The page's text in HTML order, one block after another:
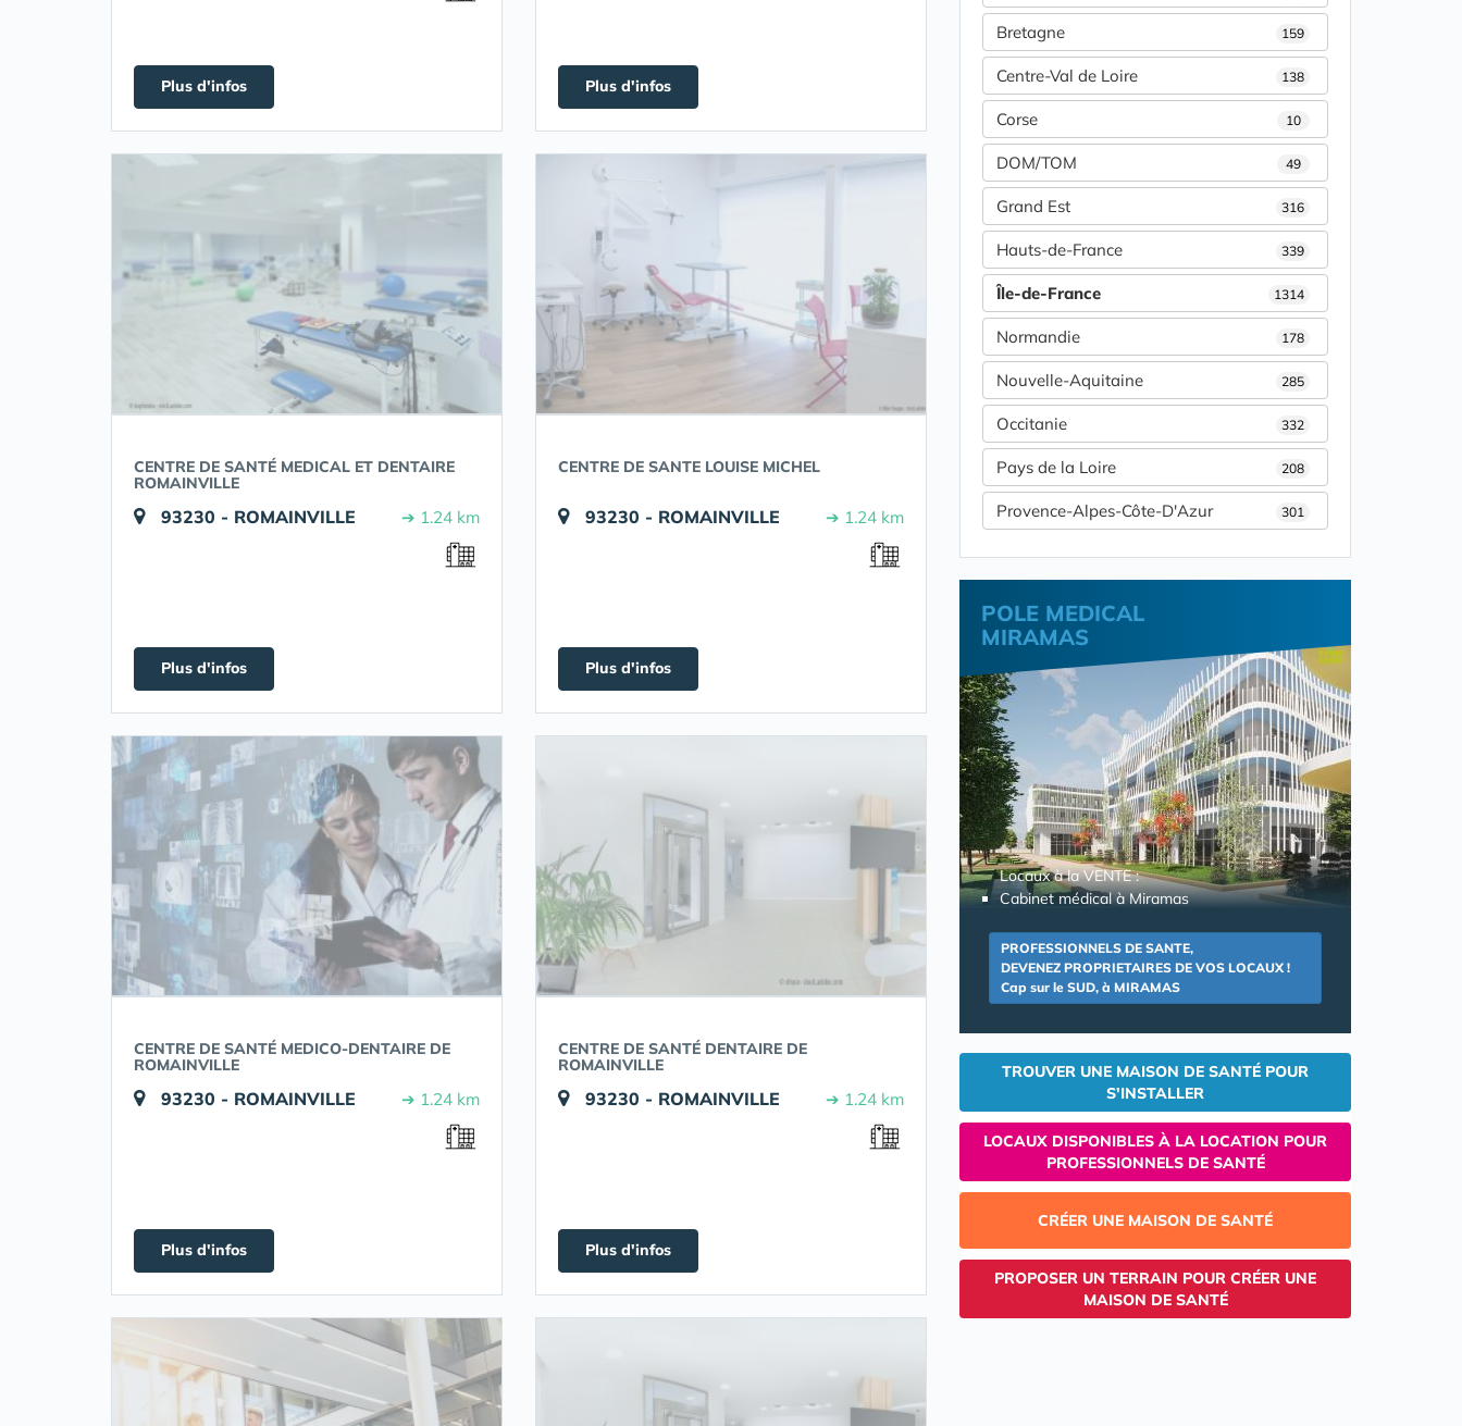
Plus d'infos Plus d'infos
CENTRE DE SANTÉ MEDICAL ET DENTAIRE
ROMAINVILLE
93230 - ROMAINVILLE ➔ 1.24 km
Plus d'infos
CENTRE DE SANTE LOUISE MICHEL
93230 - ROMAINVILLE ➔ 1.24 km
Plus d'infos
CENTRE DE SANTÉ MEDICO-DENTAIRE DE
ROMAINVILLE
93230 - ROMAINVILLE ➔ 1.24 km
Plus d'infos
CENTRE DE SANTÉ DENTAIRE DE
ROMAINVILLE
93230 - ROMAINVILLE ➔ 1.24 km
Plus d'infos
Bretagne 159
Centre-Val de Loire 138
Corse 10
DOM/TOM 49
Grand Est 316
Hauts-de-France 339
Île-de-France 1314
Normandie 178
Nouvelle-Aquitaine 285
Occitanie 332
Pays de la Loire 208
Provence-Alpes-Côte-D'Azur 301
POLE MEDICAL
MIRAMAS
Locaux à la VENTE :
Cabinet médical à Miramas
PROFESSIONNELS DE SANTE,
DEVENEZ PROPRIETAIRES DE VOS LOCAUX !
Cap sur le SUD, à MIRAMAS
TROUVER UNE MAISON DE SANTÉ POUR
S'INSTALLER
LOCAUX DISPONIBLES À LA LOCATION POUR
PROFESSIONNELS DE SANTÉ
CRÉER UNE MAISON DE SANTÉ
PROPOSER UN TERRAIN POUR CRÉER UNE
MAISON DE SANTÉ